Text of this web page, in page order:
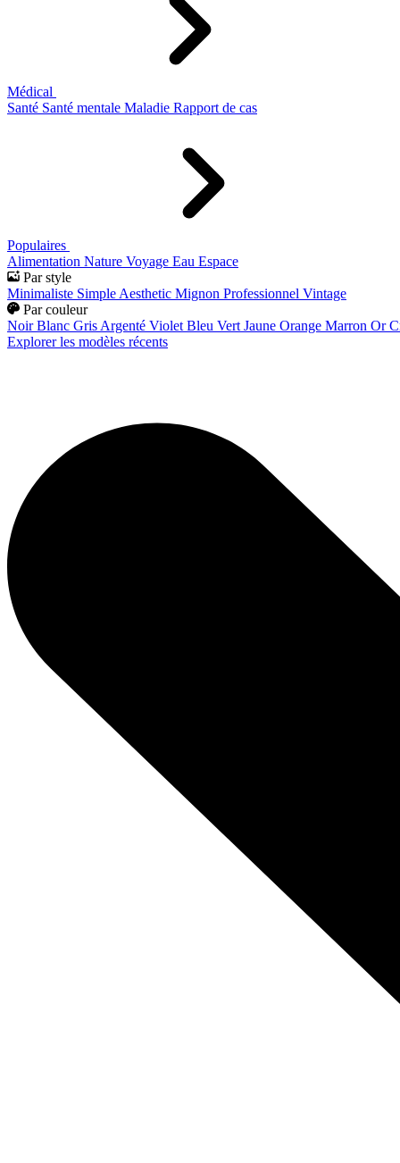
Médical
Santé Santé mentale Maladie Rapport de cas
Populaires
Alimentation Nature Voyage Eau Espace
Par style
Minimaliste Simple Aesthetic Mignon Professionnel Vintage
Par couleur
Noir Blanc Gris Argenté Violet Bleu Vert Jaune Orange Marron Or
Explorer les modèles récents